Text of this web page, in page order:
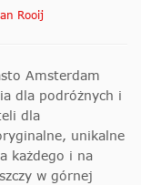
Rooij
Amsterdam
dla podróżnych i
dla
unikalne
każdego i na
w górnej